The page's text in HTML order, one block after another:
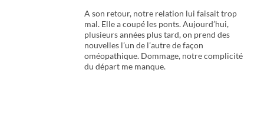
A son retour, notre relation lui faisait trop
mal. Elle a coupé les ponts. Aujourd’hui,
plusieurs années plus tard, on prend des
nouvelles l’un de l’autre de façon
oméopathique. Dommage, notre complicité
du départ me manque.